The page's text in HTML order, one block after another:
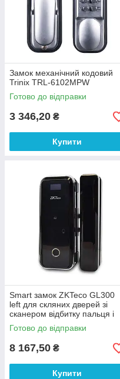
Замок механічний кодовий
Trinix TRL-6102MPW
Готово до відправки
3 346,20 ₴
Купити
Smart замок ZKTeco GL300
left для скляних дверей зі
сканером відбитку пальця і
зчитувачем Mifare
Готово до відправки
8 167,50 ₴
Купити